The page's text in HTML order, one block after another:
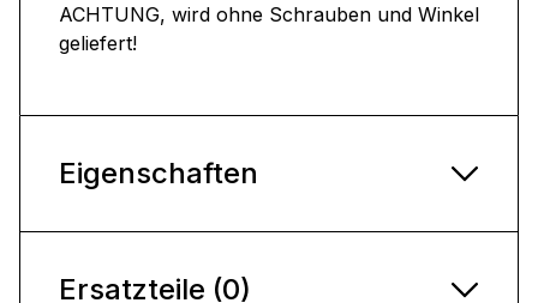
ACHTUNG, wird ohne Schrauben und Winkel
geliefert!
Eigenschaften
Ersatzteile (0)